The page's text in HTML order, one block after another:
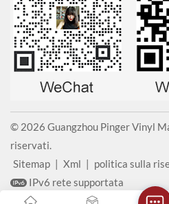
© 2026 Guangzhou Pinger Vinyl
riservati.
Sitemap | Xml | politica sulla
IPv6 rete supportata